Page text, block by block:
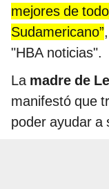
mejores de
Sudamericano”
"HBA noticias".
La madre de
manifestó que
poder ayudar a